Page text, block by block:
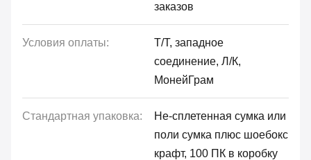
заказов
Условия оплаты:
Т/Т, западное
соединение, Л/К,
МонейГрам
Стандартная упаковка:
Не-сплетенная сумка или
поли сумка плюс шоебокс
крафт, 100 ПК в коробку